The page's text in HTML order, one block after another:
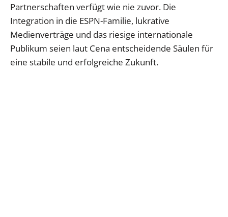
Partnerschaften verfügt wie nie zuvor. Die
Integration in die ESPN-Familie, lukrative
Medienverträge und das riesige internationale
Publikum seien laut Cena entscheidende Säulen für
eine stabile und erfolgreiche Zukunft.